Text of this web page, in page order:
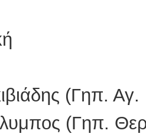
(Γηπ.
(Γηπ.